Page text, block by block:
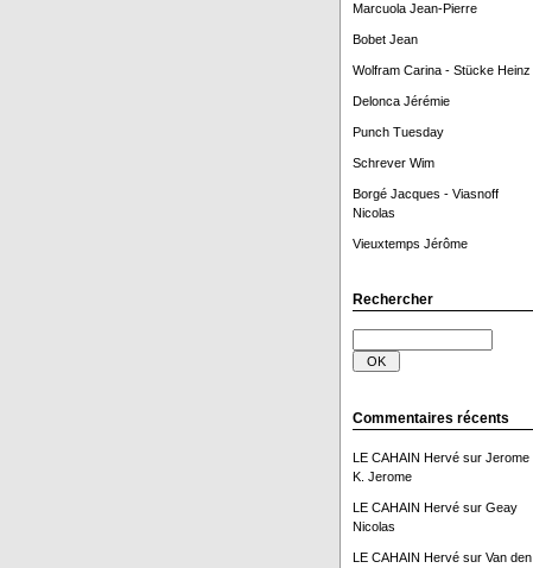
Marcuola Jean-Pierre
Bobet Jean
Wolfram Carina - Stücke Heinz
Delonca Jérémie
Punch Tuesday
Schrever Wim
Borgé Jacques - Viasnoff
Nicolas
Vieuxtemps Jérôme
Rechercher
Commentaires récents
LE CAHAIN Hervésur Jerome
K. Jerome
LE CAHAIN Hervésur Geay
Nicolas
LE CAHAIN Hervésur Van den